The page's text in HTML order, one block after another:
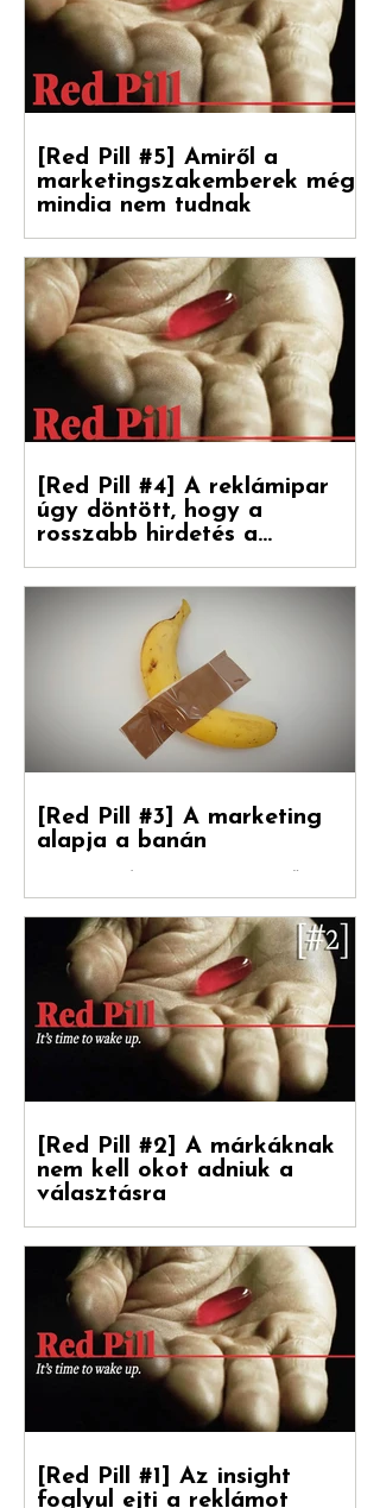
[Red Pill #5] Amiről a
marketingszakemberek még
mindig nem tudnak
Végre magyarul is olvasható a Hogyan
nőnek a márkák 2. része, amely a
Reklámtörténet gondozásában, a Flora
Food Group (korábban: Upfield)...
[Red Pill #4] A reklámipar
úgy döntött, hogy a
rosszabb hirdetés a
boldogulása kulcsa
Folytatódik tovább sorozatunk. Debreceni
Jánossal, a Hogyan nőnek a márkák
fordítójával Kovács Levente (White Rabbit
[Red Pill #3] A marketing
alapja a banán
Debreceni Jánossal , a Hogyan nőnek a
márkák című könyv fordítójával Kovács
Levente [ White Rabbit kreatívigazgató,
Reklámtörténet...
[Red Pill #2] A márkáknak
nem kell okot adniuk a
választásra
Debreceni Jánossal, a Hogyan nőnek a
márkák című könyv fordítójával
beszélgettünk a marketinges
paradigmaváltásról és annak megannyi...